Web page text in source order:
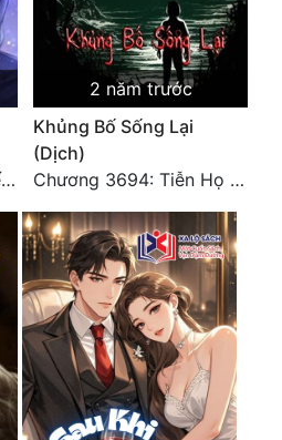
Chương 4868 - Phổ biến Hạ Quốc tệ!
2 năm trước
Khủng Bố Sống Lại
(Dịch)
Chương 3694: Tiễn Họ Đoạn Đường Cuối - Hoàn